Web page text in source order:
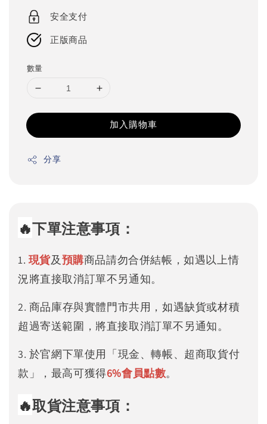
price
安全支付
正版商品
數量
加入購物車
分享
🔥下單注意事項：
1. 現貨及預購商品請勿合併結帳，如遇以上情
況將直接取消訂單不另通知。
2. 商品庫存與實體門市共用，如遇缺貨或材積
超過寄送範圍，將直接取消訂單不另通知。
3. 於官網下單使用「現金、轉帳、超商取貨付
款」，最高可獲得6%會員點數。
🔥取貨注意事項：